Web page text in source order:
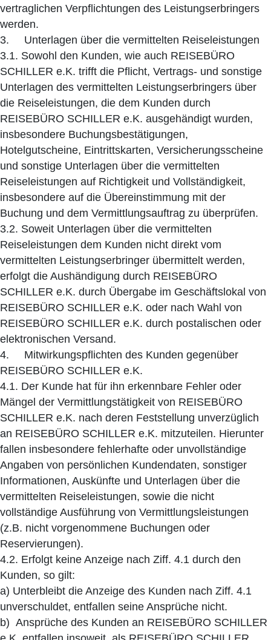
vertraglichen Verpflichtungen des Leistungserbringers
werden.
3. Unterlagen über die vermittelten Reiseleistungen
3.1. Sowohl den Kunden, wie auch REISEBÜRO
SCHILLER e.K. trifft die Pflicht, Vertrags- und sonstige
Unterlagen des vermittelten Leistungserbringers über
die Reiseleistungen, die dem Kunden durch
REISEBÜRO SCHILLER e.K. ausgehändigt wurden,
insbesondere Buchungsbestätigungen,
Hotelgutscheine, Eintrittskarten, Versicherungsscheine
und sonstige Unterlagen über die vermittelten
Reiseleistungen auf Richtigkeit und Vollständigkeit,
insbesondere auf die Übereinstimmung mit der
Buchung und dem Vermittlungsauftrag zu überprüfen.
3.2. Soweit Unterlagen über die vermittelten
Reiseleistungen dem Kunden nicht direkt vom
vermittelten Leistungserbringer übermittelt werden,
erfolgt die Aushändigung durch REISEBÜRO
SCHILLER e.K. durch Übergabe im Geschäftslokal von
REISEBÜRO SCHILLER e.K. oder nach Wahl von
REISEBÜRO SCHILLER e.K. durch postalischen oder
elektronischen Versand.
4. Mitwirkungspflichten des Kunden gegenüber
REISEBÜRO SCHILLER e.K.
4.1. Der Kunde hat für ihn erkennbare Fehler oder
Mängel der Vermittlungstätigkeit von REISEBÜRO
SCHILLER e.K. nach deren Feststellung unverzüglich
an REISEBÜRO SCHILLER e.K. mitzuteilen. Hierunter
fallen insbesondere fehlerhafte oder unvollständige
Angaben von persönlichen Kundendaten, sonstiger
Informationen, Auskünfte und Unterlagen über die
vermittelten Reiseleistungen, sowie die nicht
vollständige Ausführung von Vermittlungsleistungen
(z.B. nicht vorgenommene Buchungen oder
Reservierungen).
4.2. Erfolgt keine Anzeige nach Ziff. 4.1 durch den
Kunden, so gilt:
a) Unterbleibt die Anzeige des Kunden nach Ziff. 4.1
unverschuldet, entfallen seine Ansprüche nicht.
b) Ansprüche des Kunden an REISEBÜRO SCHILLER